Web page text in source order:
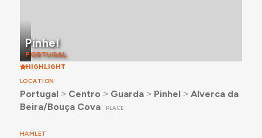
Pinhel
PORTUGAL
HIGHLIGHT
LOCATION
Portugal ˃ Centro ˃ Guarda˃ Pinhel ˃ Alverca da
Beira/Bouça Cova
PLACE
HAMLET